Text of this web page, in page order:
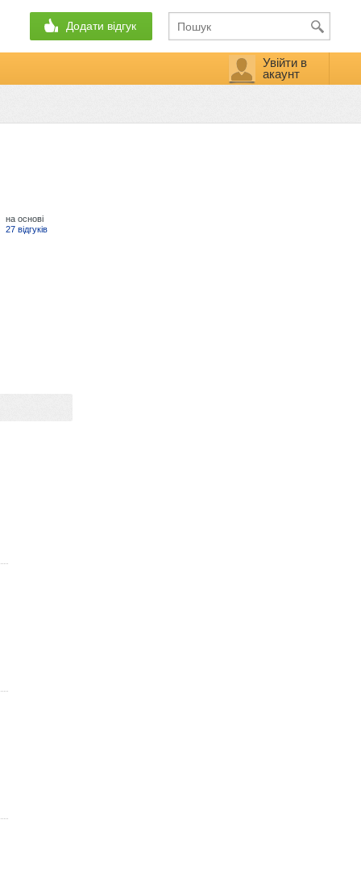
Додати відгук
Увійти в
акаунт
на основі
27 відгуків